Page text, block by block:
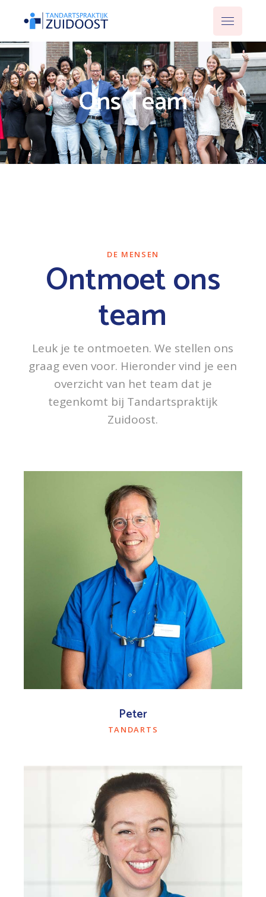
Ons Team
DE MENSEN
Ontmoet ons
team
Leuk je te ontmoeten. We stellen ons
graag even voor. Hieronder vind je een
overzicht van het team dat je
tegenkomt bij Tandartspraktijk
Zuidoost.
Peter
TANDARTS